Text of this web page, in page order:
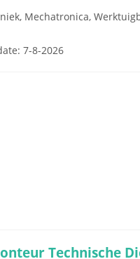
7-8-2026
Technische